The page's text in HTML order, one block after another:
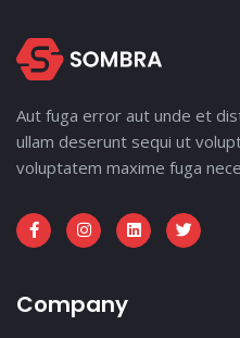
Aut fuga error aut unde et
ullam deserunt sequi ut
voluptatem maxime fuga
Company